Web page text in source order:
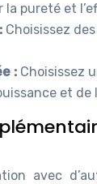
pureté et
Choisissez
: Choisissez
et
avec